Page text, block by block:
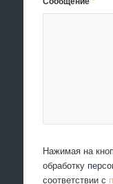
Нажимая на
обработку
соответствии с